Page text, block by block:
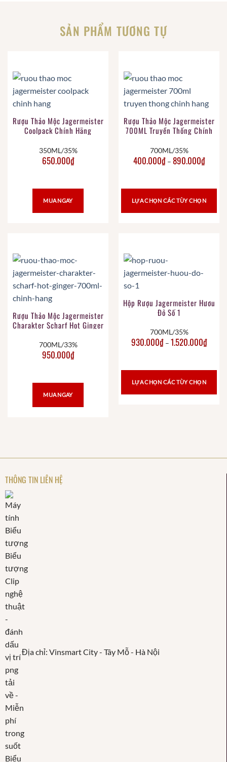
SẢN PHẨM TƯƠNG TỰ
Rượu Thảo Mộc Jagermeister
Coolpack Chính Hãng
350ML/35%
650.000₫
MUA NGAY
Rượu Thảo Mộc Jagermeister
700ML Truyền Thống Chính
700ML/35%
400.000₫ – 890.000₫
LỰA CHỌN CÁC TÙY CHỌN
Rượu Thảo Mộc Jagermeister
Charakter Scharf Hot Ginger
700ML/33%
950.000₫
MUA NGAY
Hộp Rượu Jagermeister Hươu
Đỏ Số 1
700ML/35%
930.000₫ – 1.520.000₫
LỰA CHỌN CÁC TÙY CHỌN
THÔNG TIN LIÊN HỆ
Địa chỉ: Vinsmart City - Tây Mỗ - Hà Nội